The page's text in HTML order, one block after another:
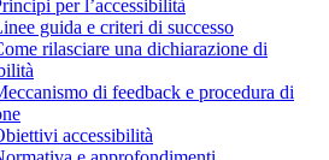
per l’accessibilità
guida e criteri di successo
rilasciare una dichiarazione di
di feedback e procedura di
accessibilità